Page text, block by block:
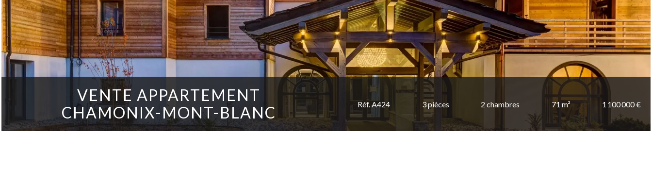
VENTE APPARTEMENT
CHAMONIX-MONT-BLANC
Réf. A424 3 pièces 2 chambres 71 m² 1 100 000 €